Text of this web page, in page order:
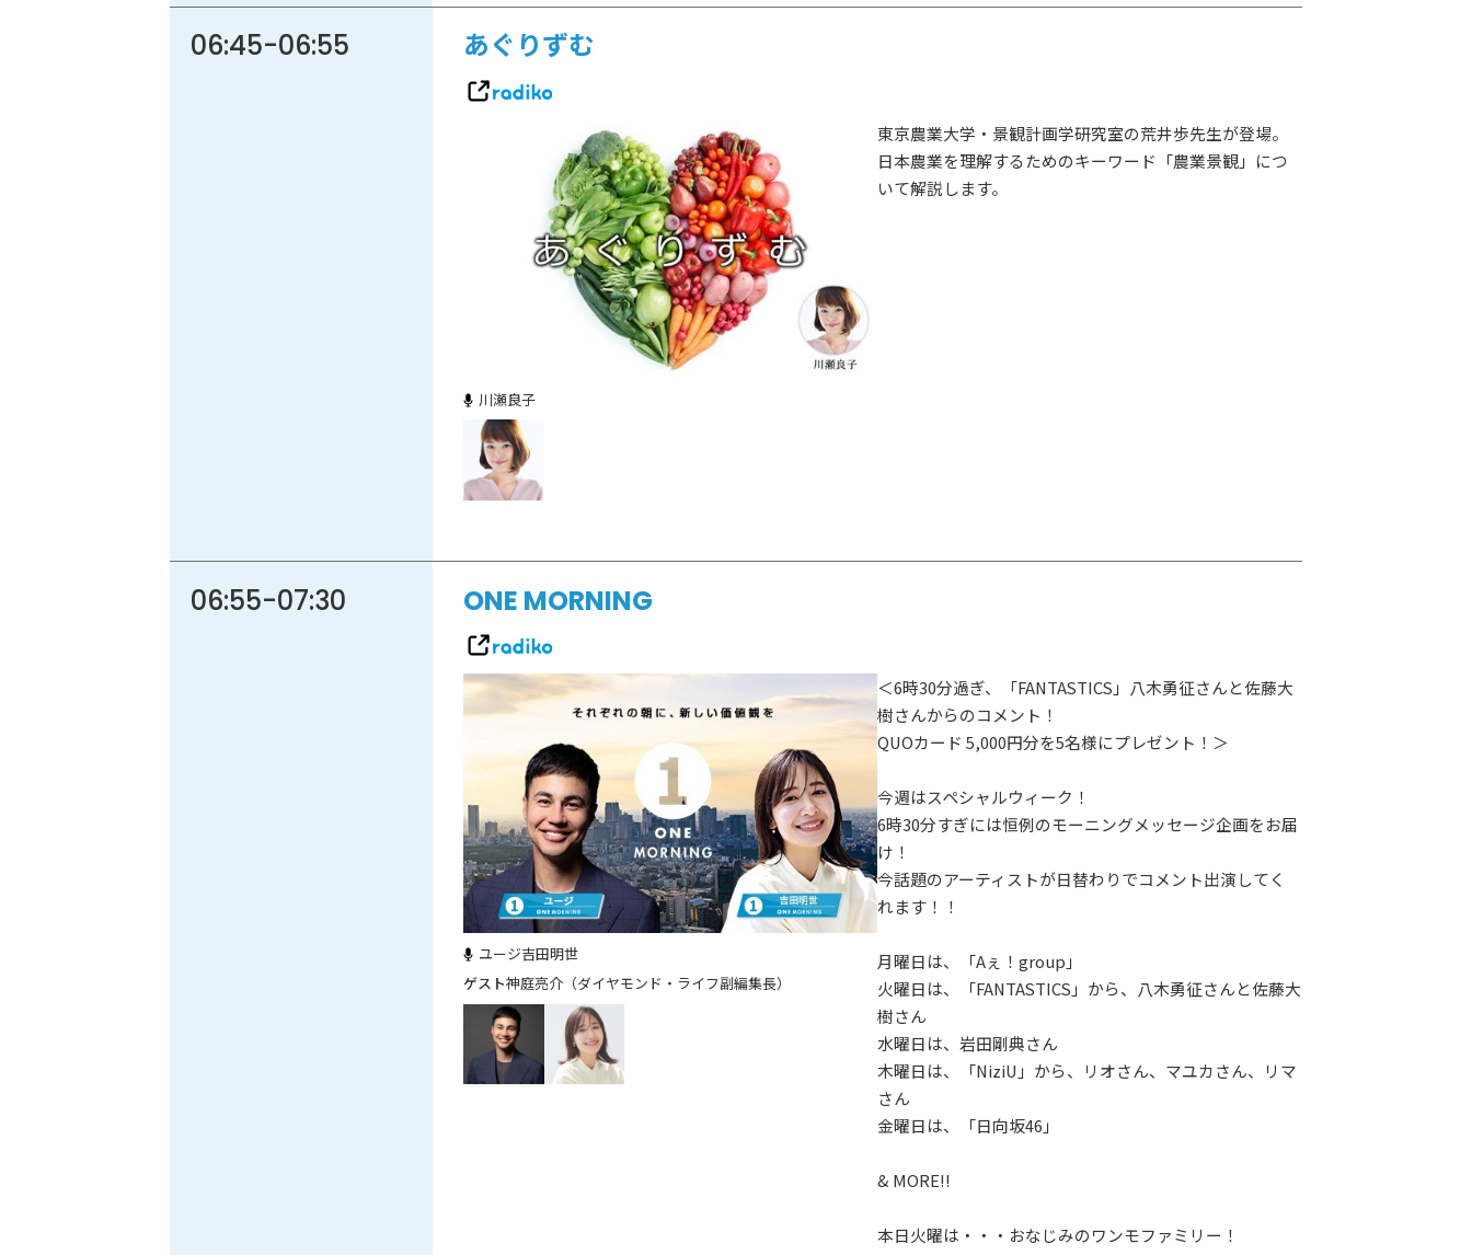
Onishi
87.1MHz
Kusatsu
76.7MHz
88.0MHz
79.4MHz
06:45-06:55 あぐりずむ
川瀬良子
東京農業大学・景観計画学研究室の荒井歩先生が登場。
日本農業を理解するためのキーワード「農業景観」につ
いて解説します。
06:55-07:30 ONE MORNING
ユージ吉田明世
神庭亮介（ダイヤモンド・ライフ副編集長）
＜6時30分過ぎ、「FANTASTICS」八木勇征さんと佐藤大
樹さんからのコメント！
QUOカード 5,000円分を5名様にプレゼント！＞
今週はスペシャルウィーク！
6時30分すぎには恒例のモーニングメッセージ企画をお届
け！
今話題のアーティストが日替わりでコメント出演してく
れます！！
月曜日は、「Aぇ！group」
火曜日は、「FANTASTICS」から、八木勇征さんと佐藤大
樹さん
水曜日は、岩田剛典さん
木曜日は、「NiziU」から、リオさん、マユカさん、リマ
さん
金曜日は、「日向坂46」
& MORE!!
本日火曜は・・・おなじみのワンモファミリー！